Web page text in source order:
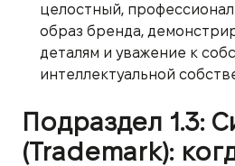
целостный,
образ бренда,
деталям и уважение к
интеллектуальной
Подраздел 1.3:
(Trademark):